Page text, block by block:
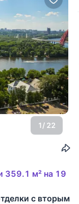
1/ 22
359.1 м² на 19
с вторым